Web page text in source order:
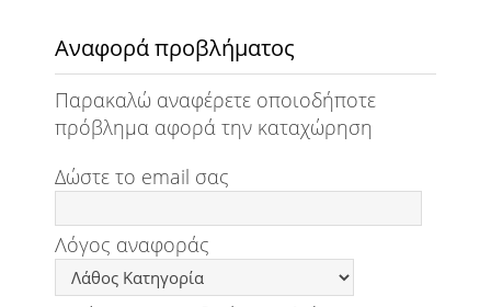
Αναφορά προβλήματος
Παρακαλώ αναφέρετε οποιοδήποτε
πρόβλημα αφορά την καταχώρηση
Δώστε το email σας
Λόγος αναφοράς